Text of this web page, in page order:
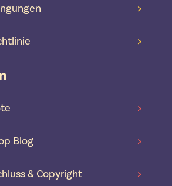
>
>
>
Blog >
& Copyright >